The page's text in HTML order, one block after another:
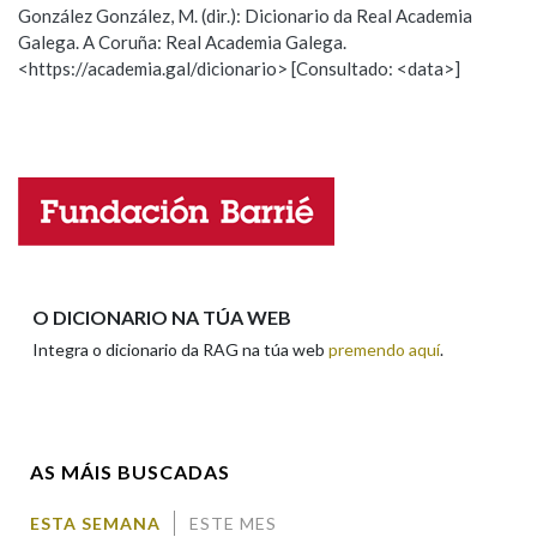
Pertence aObservación Hai un erro na palabra
Propoño mellorar a definición
Nome
González González, M. (dir.): Dicionario da Real Academia
Galega. A Coruña: Real Academia Galega.
<https://academia.gal/dicionario> [Consultado: <data>]
O DICIONARIO NA TÚA WEB
Integra o dicionario da RAG na túa web premendo aquí.
AS MÁIS BUSCADAS
ESTA SEMANA ESTE MES